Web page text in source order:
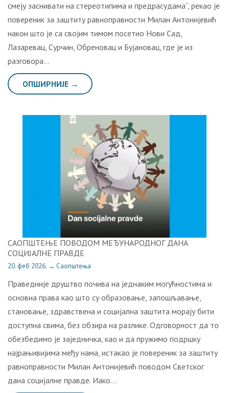
смеју заснивати на стереотипима и предрасудама“, рекао је
повереник за заштиту равноправности Милан Антонијевић
након што је са својим тимом посетио Нови Сад,
Лазаревац, Сурчин, Обреновац и Бујановац, где је из
разговора…
ОПШИРНИЈЕ →
САОПШТЕЊЕ ПОВОДОМ МЕЂУНАРОДНОГ ДАНА
СОЦИЈАЛНЕ ПРАВДЕ
20. феб 2026. → Саопштења
Праведније друштво почива на једнаким могућностима и
основна права као што су образовање, запошљавање,
становање, здравствена и социјална заштита морају бити
доступна свима, без обзира на разлике. Одговорност да то
обезбедимо је заједничка, као и да пружимо подршку
најрањивијима међу нама, истакао је повереник за заштиту
равноправности Милан Антонијевић поводом Светског
дана социјалне правде. Иако…